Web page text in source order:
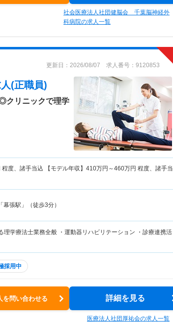
社会医療法人社団健脳会 千葉脳神経外
科病院の求人一覧
更新日：2026/08/07 求人番号：9120853
(正職員)
クリニックで理学
程度、諸手当込 【モデル年収】 410万円～460万円 程度、諸手当
幕張駅」（徒歩3分）
理学療法士業務全般 ・運動器リハビリテーション ・診療連携活
採用中
を問い合わせる 詳細を見る
医療法人社団厚祐会の求人一覧